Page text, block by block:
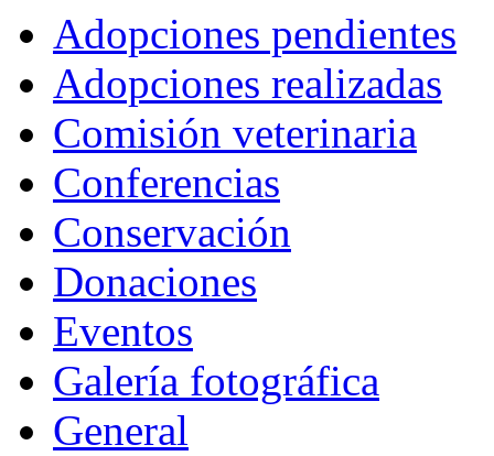
Adopciones pendientes
Adopciones realizadas
Comisión veterinaria
Conferencias
Conservación
Donaciones
Eventos
Galería fotográfica
General